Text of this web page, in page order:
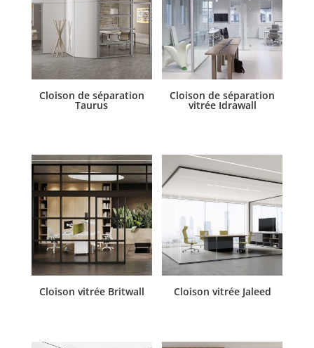
Cloison de séparation
Taurus
Cloison de séparation
vitrée Idrawall
Cloison vitrée Britwall Cloison vitrée Jaleed